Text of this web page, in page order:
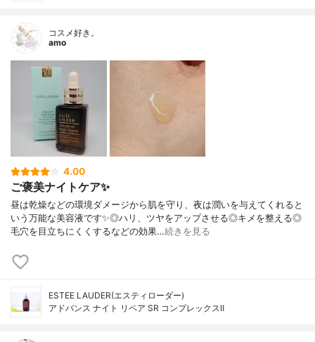
コスメ好き。
amo
4.00
ご褒美ナイトケア✨
昼は乾燥などの環境ダメージから肌を守り、夜は潤いを与えてくれると
いう万能な美容液です✨◎ハリ、ツヤをアップさせる◎キメを整える◎
毛穴を目立ちにくくするなどの効果…続きを見る
ESTEE LAUDER(エスティローダー)
アドバンス ナイト リペア SR コンプレックスⅡ